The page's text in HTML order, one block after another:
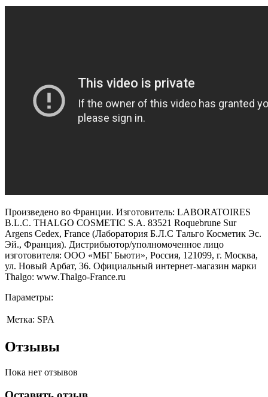
Произведено во Франции. Изготовитель: LABORATOIRES
B.L.C. THALGO COSMETIC S.A. 83521 Roquebrune Sur
Argens Cedex, France (Лаборатория Б.Л.С Тальго Косметик Эс.
Эй., Франция). Дистрибьютор/уполномоченное лицо
изготовителя: ООО «МБГ Бьюти», Россия, 121099, г. Москва,
ул. Новый Арбат, 36. Официальный интернет-магазин марки
Thalgo: www.Thalgo-France.ru
Параметры:
Метка: SPA
Отзывы
Пока нет отзывов